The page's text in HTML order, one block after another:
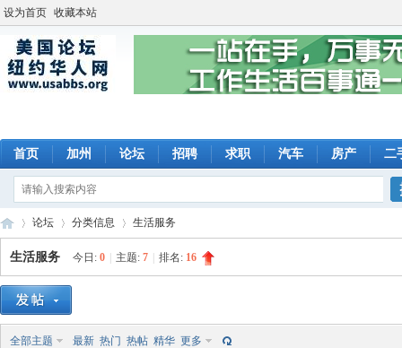
设为首页 收藏本站
首页 加州 论坛 招聘 求职 汽车 房产 二
»
论坛
›
分类信息 生活服务
生活服务 今日: 0 主题: 7 排名: 16
全部主题 最新 热门 热帖 精华 更多